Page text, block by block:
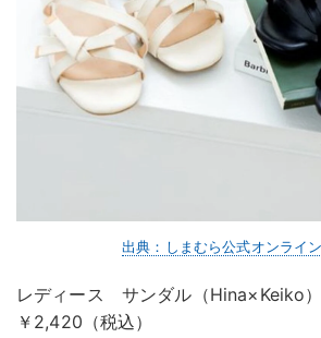
出典：しまむら公式オンライ
レディース サンダル（Hina×Keiko）
￥2,420（税込）